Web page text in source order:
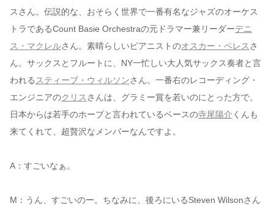
スさん。伝説的な、おそらく世界で一番有名なジャズのオーケス
トラであるCount Basie Orchestraの元ドラマー兼リーダーデニ
ス・マクレルさん。素晴らしいピアニストのオスカー・ペレス さ
ん。サックスとフルートに、NY一忙しい大人気サックス奏者と言
われる スティーブ・ウィルソンさん。一番右のレコーディング・
エンジニアのクリス さんは、グラミー賞を若いのにとった方で。
日本からは若手のホープと言われているベースの寺尾陽介 くんも
来てくれて、超贅沢なメンバーなんですよ。
A：すごいなぁ。
M：うん、すごいのー。ちなみに、後ろにいるSteven Wilsonさん